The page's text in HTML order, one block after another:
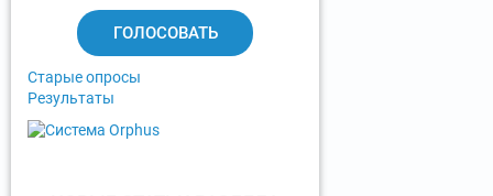
Старые опросы
Результаты